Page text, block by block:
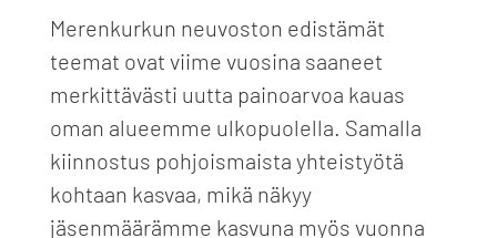
Merenkurkun neuvoston edistämät
teemat ovat viime vuosina saaneet
merkittävästi uutta painoarvoa kauas
oman alueemme ulkopuolella. Samalla
kiinnostus pohjoismaista yhteistyötä
kohtaan kasvaa, mikä näkyy
jäsenmäärämme kasvuna myös vuonna